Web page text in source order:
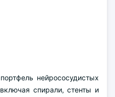
нейрососудистых
спирали, стенты и